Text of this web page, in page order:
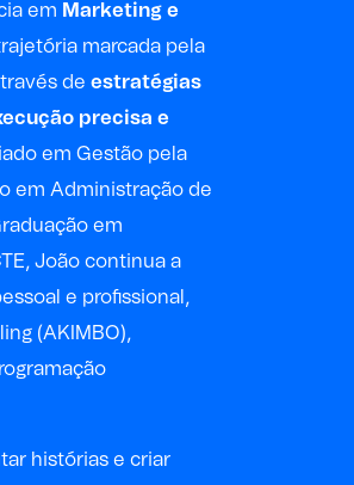
em Marketing e
marcada pela
de estratégias
precisa e
em Gestão pela
em Administração de
em
João continua a
e profissional,
(AKIMBO),
histórias e criar